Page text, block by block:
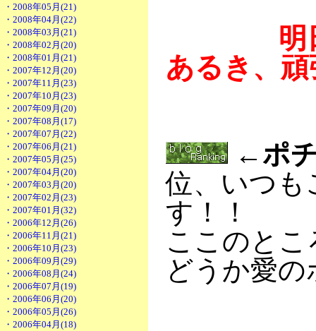
・2008年05月(21)
・2008年04月(22)
・2008年03月(21)
・2008年02月(20)
・2008年01月(21)
・2007年12月(20)
・2007年11月(23)
・2007年10月(23)
・2007年09月(20)
・2007年08月(17)
・2007年07月(22)
・2007年06月(21)
・2007年05月(25)
・2007年04月(20)
・2007年03月(20)
・2007年02月(23)
・2007年01月(32)
・2006年12月(26)
・2006年11月(21)
・2006年10月(23)
・2006年09月(29)
・2006年08月(24)
・2006年07月(19)
・2006年06月(20)
・2006年05月(26)
・2006年04月(18)
明日は
あるき、
←ポ
位、いつも
す！！
ここのと
どうか愛